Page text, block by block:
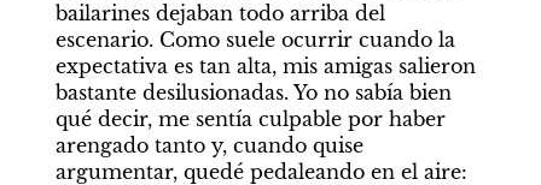
bailarines dejaban todo arriba del
escenario. Como suele ocurrir cuando la
expectativa es tan alta, mis amigas salieron
bastante desilusionadas. Yo no sabía bien
qué decir, me sentía culpable por haber
arengado tanto y, cuando quise
argumentar, quedé pedaleando en el aire: